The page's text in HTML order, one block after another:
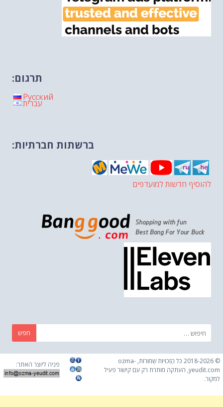
תרגום:
Русский
עברית
ברשתות חברתיות:
להוסיף חדשות למועדפים
חפש:
© 2018-2026 כֹּל הַזְכוּיוֹת שְׁמוּרוֹת, ozma-
yeudit.com, העתקה מותרת רק עם קישור פעיל
למקור.
פניה ליוצר האתר: